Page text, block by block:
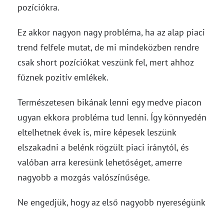
pozíciókra.
Ez akkor nagyon nagy probléma, ha az alap piaci
trend felfele mutat, de mi mindeközben rendre
csak short pozíciókat veszünk fel, mert ahhoz
fűznek pozitív emlékek.
Természetesen bikának lenni egy medve piacon
ugyan ekkora probléma tud lenni. Így könnyedén
eltelhetnek évek is, mire képesek leszünk
elszakadni a belénk rögzült piaci iránytól, és
valóban arra keresünk lehetőséget, amerre
nagyobb a mozgás valószínűsége.
Ne engedjük, hogy az első nagyobb nyereségünk